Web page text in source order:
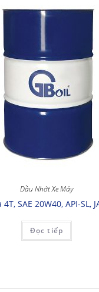
Dầu Nhớt Xe Máy
SAE 20W40, API-SL,
Đọc tiếp